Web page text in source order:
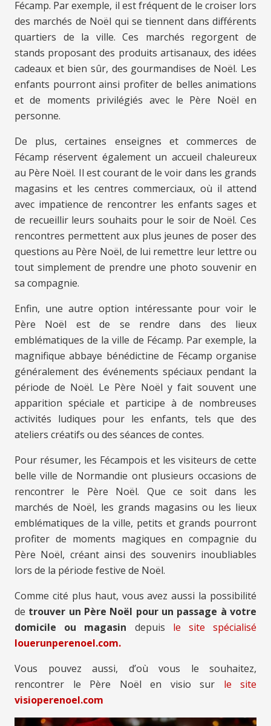
Fécamp. Par exemple, il est fréquent de le croiser lors
des marchés de Noël qui se tiennent dans différents
quartiers de la ville. Ces marchés regorgent de
stands proposant des produits artisanaux, des idées
cadeaux et bien sûr, des gourmandises de Noël. Les
enfants pourront ainsi profiter de belles animations
et de moments privilégiés avec le Père Noël en
personne.
De plus, certaines enseignes et commerces de
Fécamp réservent également un accueil chaleureux
au Père Noël. Il est courant de le voir dans les grands
magasins et les centres commerciaux, où il attend
avec impatience de rencontrer les enfants sages et
de recueillir leurs souhaits pour le soir de Noël. Ces
rencontres permettent aux plus jeunes de poser des
questions au Père Noël, de lui remettre leur lettre ou
tout simplement de prendre une photo souvenir en
sa compagnie.
Enfin, une autre option intéressante pour voir le
Père Noël est de se rendre dans des lieux
emblématiques de la ville de Fécamp. Par exemple, la
magnifique abbaye bénédictine de Fécamp organise
généralement des événements spéciaux pendant la
période de Noël. Le Père Noël y fait souvent une
apparition spéciale et participe à de nombreuses
activités ludiques pour les enfants, tels que des
ateliers créatifs ou des séances de contes.
Pour résumer, les Fécampois et les visiteurs de cette
belle ville de Normandie ont plusieurs occasions de
rencontrer le Père Noël. Que ce soit dans les
marchés de Noël, les grands magasins ou les lieux
emblématiques de la ville, petits et grands pourront
profiter de moments magiques en compagnie du
Père Noël, créant ainsi des souvenirs inoubliables
lors de la période festive de Noël.
Comme cité plus haut, vous avez aussi la possibilité
de trouver un Père Noël pour un passage à votre
domicile ou magasin depuis le site spécialisé
louerunperenoel.com.
Vous pouvez aussi, d’où vous le souhaitez,
rencontrer le Père Noël en visio sur le site
visioperenoel.com